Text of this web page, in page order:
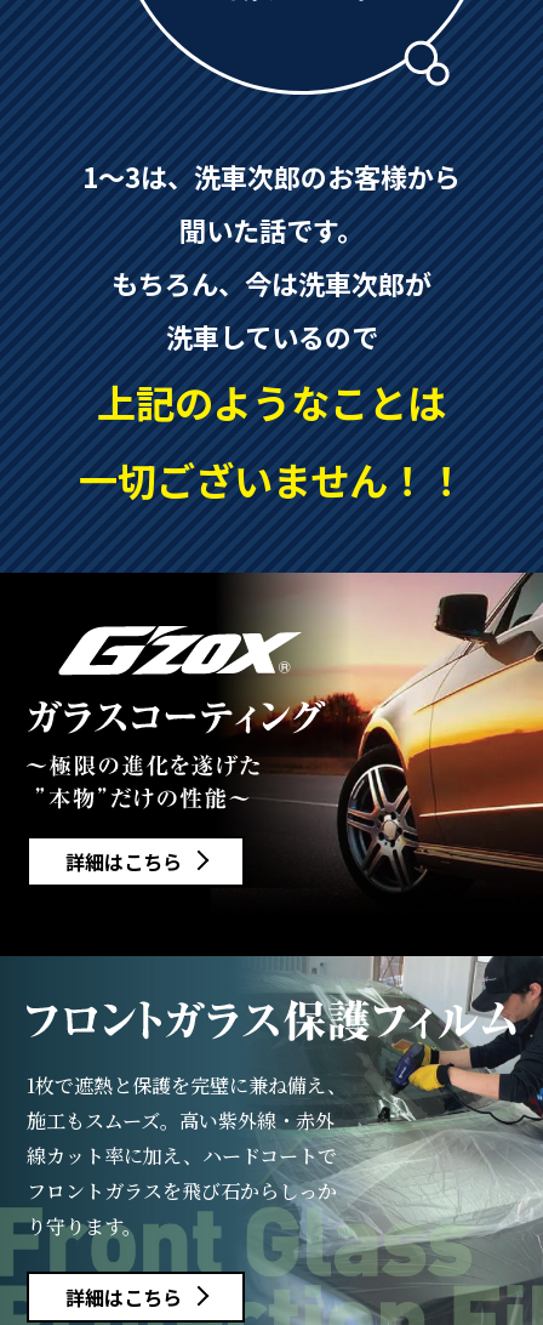
1〜3は、洗車次郎のお客様から
聞いた話です。
もちろん、今は洗車次郎が
洗車しているので
上記のようなことは
一切ございません！！
詳細はこちら
1枚で遮熱と保護を完璧に兼ね備え、
施工もスムーズ。 高い紫外線・赤外
線カット率に加え、 ハードコートで
フロントガラスを飛び石からしっか
り守ります。
詳細はこちら